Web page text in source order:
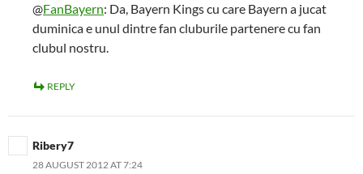
@FanBayern: Da, Bayern Kings cu care Bayern a jucat
duminica e unul dintre fan cluburile partenere cu fan
clubul nostru.
REPLY
Ribery7
28 AUGUST 2012 AT 7:24